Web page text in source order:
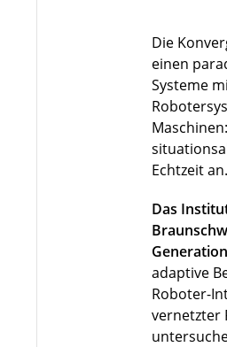
Die
einen
Systeme
Echtzeit an.
Das
adaptive
Roboter-
vernetzter